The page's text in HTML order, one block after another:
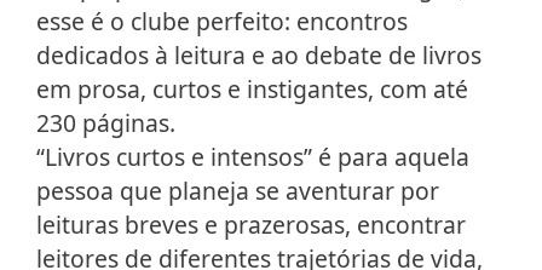
esse é o clube perfeito: encontros
dedicados à leitura e ao debate de livros
em prosa, curtos e instigantes, com até
230 páginas.
“Livros curtos e intensos” é para aquela
pessoa que planeja se aventurar por
leituras breves e prazerosas, encontrar
leitores de diferentes trajetórias de vida,